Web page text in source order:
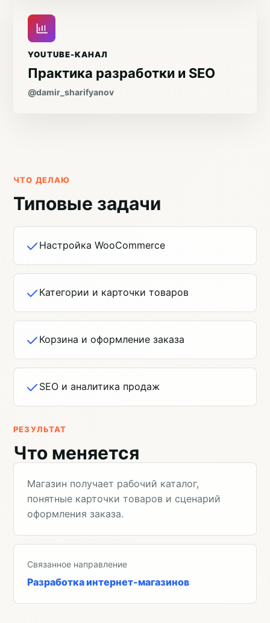
YOUTUBE-КАНАЛ
Практика разработки и SEO
@damir_sharifyanov
ЧТО ДЕЛАЮ
Типовые задачи
Настройка WooCommerce
Категории и карточки товаров
Корзина и оформление заказа
SEO и аналитика продаж
РЕЗУЛЬТАТ
Что меняется
Магазин получает рабочий каталог,
понятные карточки товаров и сценарий
оформления заказа.
Связанное направление
Разработка интернет-магазинов